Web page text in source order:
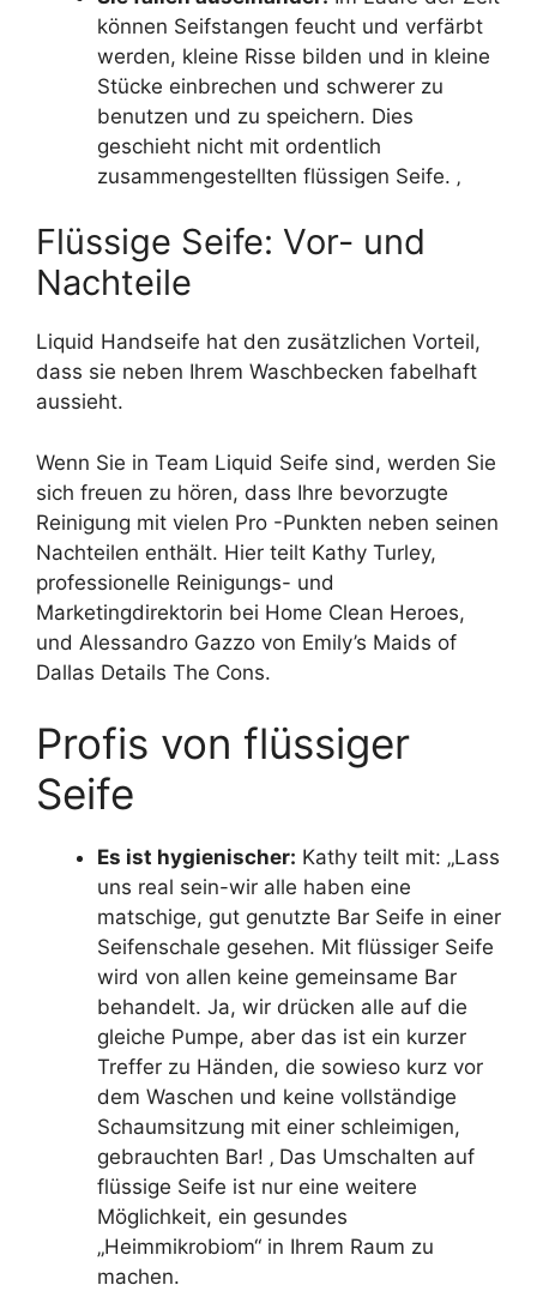
können Seifstangen feucht und verfärbt
werden, kleine Risse bilden und in kleine
Stücke einbrechen und schwerer zu
benutzen und zu speichern. Dies
geschieht nicht mit ordentlich
zusammengestellten flüssigen Seife. ‚
Flüssige Seife: Vor- und
Nachteile
Liquid Handseife hat den zusätzlichen Vorteil,
dass sie neben Ihrem Waschbecken fabelhaft
aussieht.
Wenn Sie in Team Liquid Seife sind, werden Sie
sich freuen zu hören, dass Ihre bevorzugte
Reinigung mit vielen Pro -Punkten neben seinen
Nachteilen enthält. Hier teilt Kathy Turley,
professionelle Reinigungs- und
Marketingdirektorin bei Home Clean Heroes,
und Alessandro Gazzo von Emily’s Maids of
Dallas Details The Cons.
Profis von flüssiger
Seife
Es ist hygienischer: Kathy teilt mit: „Lass
uns real sein-wir alle haben eine
matschige, gut genutzte Bar Seife in einer
Seifenschale gesehen. Mit flüssiger Seife
wird von allen keine gemeinsame Bar
behandelt. Ja, wir drücken alle auf die
gleiche Pumpe, aber das ist ein kurzer
Treffer zu Händen, die sowieso kurz vor
dem Waschen und keine vollständige
Schaumsitzung mit einer schleimigen,
gebrauchten Bar! ‚ Das Umschalten auf
flüssige Seife ist nur eine weitere
Möglichkeit, ein gesundes
„Heimmikrobiom“ in Ihrem Raum zu
machen.